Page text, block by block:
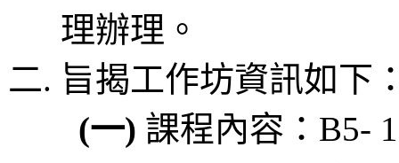
理辦理。
旨揭工作坊資訊如下
(一) 課程內容：B5-